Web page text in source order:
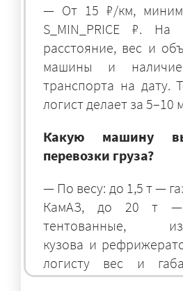
— От 15 ₽/км,
S_MIN_PRICE ₽.
расстояние, вес и
машины и наличие
транспорта на дату.
логист делает за 5–10
Какую машину
перевозки груза?
— По весу: до 1,5 т —
КамАЗ, до 20 т —
тентованные,
кузова и
логисту вес и
подберёт